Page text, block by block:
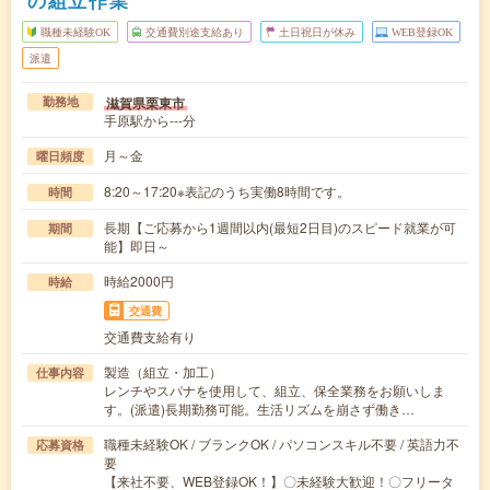
職種未経験OK 交通費別途支給あり 土日祝日が休み WEB登録OK
派遣
勤務地 滋賀県栗東市
手原駅から---分
曜日頻度 月～金
時間 8:20～17:20※表記のうち実働8時間です。
期間
長期【ご応募から1週間以内(最短2日目)のスピード就業が可
能】即日～
時給 時給2000円
交通費
交通費支給有り
仕事内容
製造（組立・加工）
レンチやスパナを使用して、組立、保全業務をお願いしま
す。(派遣)長期勤務可能。生活リズムを崩さず働き…
応募資格
職種未経験OK / ブランクOK / パソコンスキル不要 / 英語力不
要
【来社不要、WEB登録OK！】〇未経験大歓迎！〇フリータ